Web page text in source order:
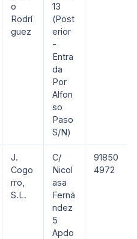
o
Rodrí
guez
13
(Post
erior
-
Entra
da
Por
Alfon
so
Paso
S/N)
J.
Cogo
rro,
S.L.
C/
Nicol
asa
Ferná
ndez
5
Apdo
91850
4972